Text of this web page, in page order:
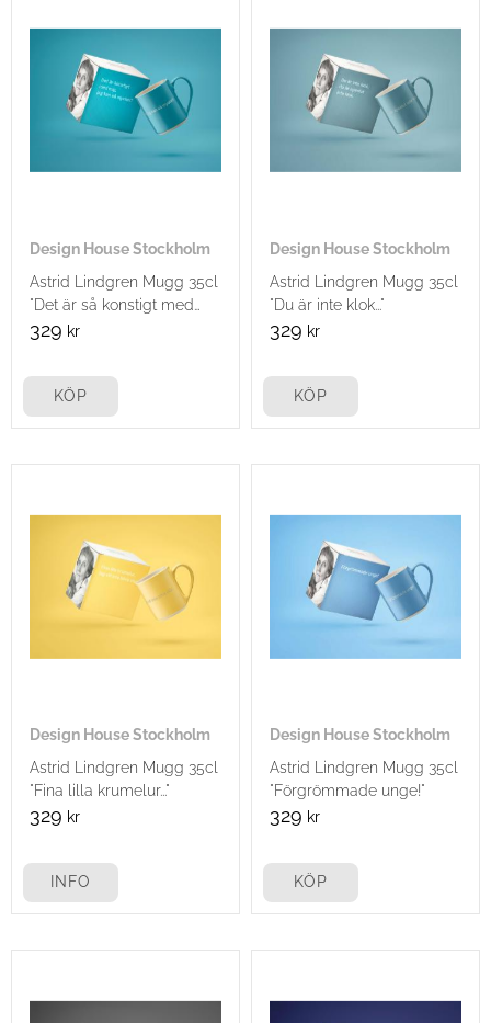
Design House Stockholm
Astrid Lindgren Mugg 35cl
"Det är så konstigt med
mig..."
329 kr
KÖP
Design House Stockholm
Astrid Lindgren Mugg 35cl
"Du är inte klok..."
329 kr
KÖP
Design House Stockholm
Astrid Lindgren Mugg 35cl
"Fina lilla krumelur..."
329 kr
INFO
Design House Stockholm
Astrid Lindgren Mugg 35cl
"Förgrömmade unge!"
329 kr
KÖP